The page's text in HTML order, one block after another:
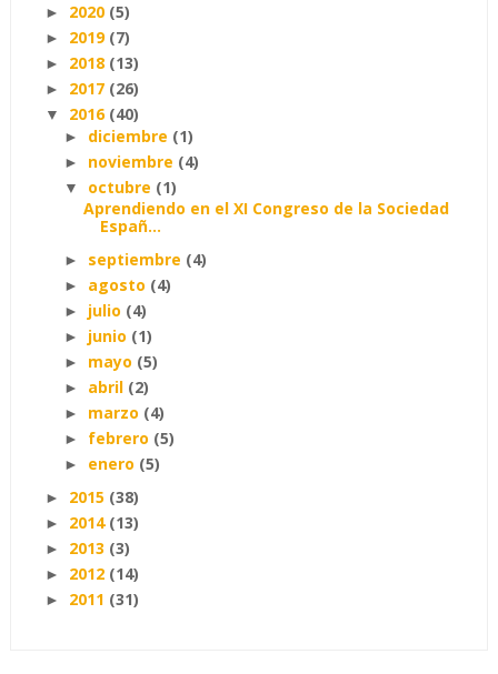
► 2020 (5)
► 2019 (7)
► 2018 (13)
► 2017 (26)
▼ 2016 (40)
► diciembre (1)
► noviembre (4)
▼ octubre (1)
Aprendiendo en el XI Congreso de la Sociedad
Españ...
► septiembre (4)
► agosto (4)
► julio (4)
► junio (1)
► mayo (5)
► abril (2)
► marzo (4)
► febrero (5)
► enero (5)
► 2015 (38)
► 2014 (13)
► 2013 (3)
► 2012 (14)
► 2011 (31)